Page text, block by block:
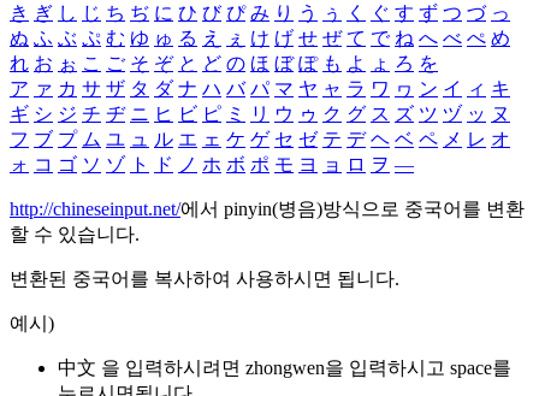
き ぎ し じ ち ぢ に ひ び ぴ み り う ぅ く ぐ す ず つ づ っ
ぬ ふ ぶ ぷ む ゆ ゅ る え ぇ け げ せ ぜ て で ね へ べ ぺ め
れ お ぉ こ ご そ ぞ と ど の ほ ぼ ぽ も よ ょ ろ を
ア ァ カ サ ザ タ ダ ナ ハ バ パ マ ヤ ャ ラ ワ ヮ ン イ ィ キ
ギ シ ジ チ ヂ ニ ヒ ビ ピ ミ リ ウ ゥ ク グ ス ズ ツ ヅ ッ ヌ
フ ブ プ ム ユ ュ ル エ ェ ケ ゲ セ ゼ テ デ ヘ ベ ペ メ レ オ
ォ コ ゴ ソ ゾ ト ド ノ ホ ボ ポ モ ヨ ョ ロ ヲ ―
http://chineseinput.net/에서 pinyin(병음)방식으로 중국어를 변환
할 수 있습니다.
변환된 중국어를 복사하여 사용하시면 됩니다.
예시)
中文 을 입력하시려면 zhongwen을 입력하시고 space를